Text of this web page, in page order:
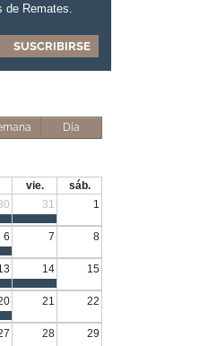
Remates.
Día
vie.
sáb.
31 1
6 7 8
14 15
21 22
28 29